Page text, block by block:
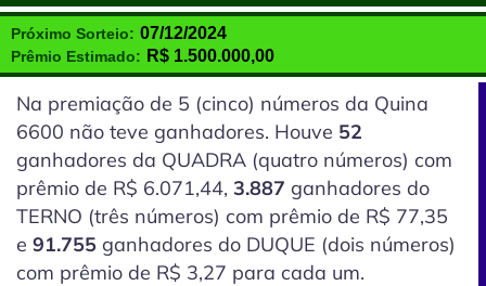
Próximo Sorteio: 07/12/2024
Prêmio Estimado: R$ 1.500.000,00
Na premiação de 5 (cinco) números da Quina
6600 não teve ganhadores. Houve 52
ganhadores da QUADRA (quatro números) com
prêmio de R$ 6.071,44, 3.887 ganhadores do
TERNO (três números) com prêmio de R$ 77,35
e 91.755 ganhadores do DUQUE (dois números)
com prêmio de R$ 3,27 para cada um.